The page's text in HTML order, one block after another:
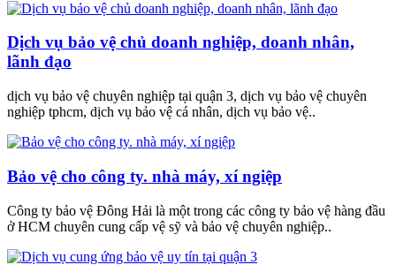
Dịch vụ bảo vệ chủ doanh nghiệp, doanh nhân,
lãnh đạo
dịch vụ bảo vệ chuyên nghiệp tại quận 3, dịch vụ bảo vệ chuyên
nghiệp tphcm, dịch vụ bảo vệ cá nhân, dịch vụ bảo vệ..
Bảo vệ cho công ty. nhà máy, xí ngiệp
Công ty bảo vệ Đông Hải là một trong các công ty bảo vệ hàng đầu
ở HCM chuyên cung cấp vệ sỹ và bảo vệ chuyên nghiệp..